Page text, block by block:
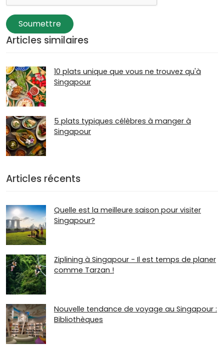
Soumettre
Articles similaires
10 plats unique que vous ne trouvez qu'à
Singapour
5 plats typiques célèbres à manger à
Singapour
Articles récents
Quelle est la meilleure saison pour visiter
Singapour?
Ziplining à Singapour - Il est temps de planer
comme Tarzan !
Nouvelle tendance de voyage au Singapour :
Bibliothèques